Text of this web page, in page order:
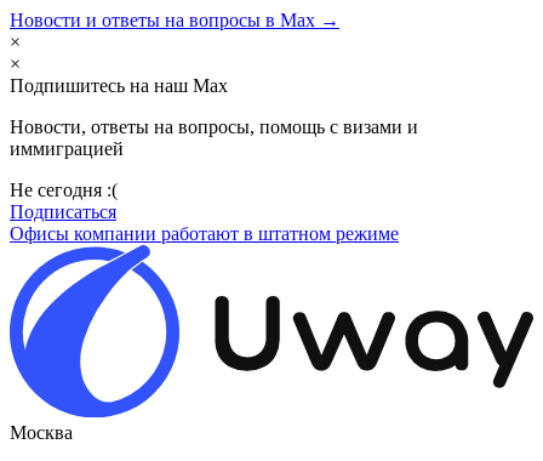
Новости и ответы на вопросы в Max →
×
×
Подпишитесь на наш Max
Новости, ответы на вопросы, помощь с визами и
иммиграцией
Не сегодня :(
Подписаться
Офисы компании работают в штатном режиме
Москва